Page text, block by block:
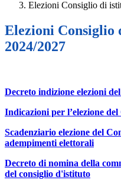
Elezioni Consiglio di
Elezioni
2024/2027
Decreto indizione elezioni
Indicazioni per l’elezione
Scadenziario elezione del
adempimenti elettorali
Decreto di nomina della
del consiglio d'istituto